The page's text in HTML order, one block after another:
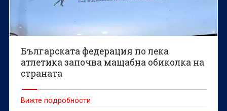
Българската федерация по лека
атлетика започва мащабна обиколка на
страната
Вижте подробности